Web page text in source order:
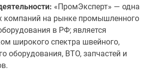
«ПромЭксперт» — одна
компаний на рынке промышленного
в РФ; является
широкого спектра швейного,
оборудования, ВТО, запчастей и